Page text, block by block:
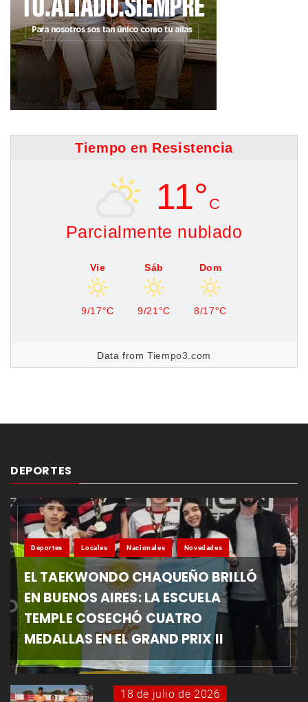
Tiempo en Resistencia
11° C
Parcialmente nublado
Vie
9/17°C
Sáb
9/21°C
Dom
8/17°C
Data fromTiempo3.com
DEPORTES
Deportes Locales Nacionales Novedades
EL TAEKWONDO CHAQUEÑO BRILLÓ
EN BUENOS AIRES: LA ESCUELA
TEMPLE COSECHÓ CUATRO
MEDALLAS EN EL GRAND PRIX II
18 de julio de 2026